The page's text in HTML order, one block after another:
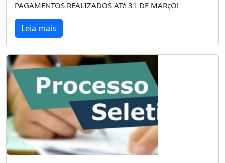
PAGAMENTOS REALIZADOS ATé 31 DE MARçO!
Leia mais